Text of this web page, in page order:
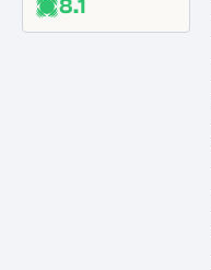
8.1